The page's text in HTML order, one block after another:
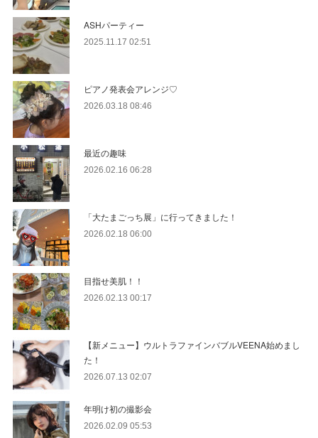
ASHパーティー
2025.11.17 02:51
ピアノ発表会アレンジ♡
2026.03.18 08:46
最近の趣味
2026.02.16 06:28
「大たまごっち展」に行ってきました！
2026.02.18 06:00
目指せ美肌！！
2026.02.13 00:17
【新メニュー】ウルトラファインバブルVEENA始めまし
た！
2026.07.13 02:07
年明け初の撮影会
2026.02.09 05:53